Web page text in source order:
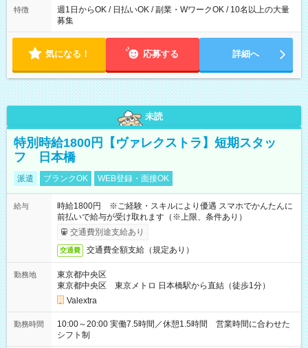
特徴
週1日からOK / 日払いOK / 副業・WワークOK / 10名以上の大量
募集
気になる！ 応募する 詳細へ
未読
特別時給1800円【ヴァレクストラ】短期スタッ
フ 日本橋
派遣 ブランクOK WEB登録・面接OK
給与
時給1800円 ※ご経験・スキルにより優遇 スマホでかんたんに
前払いで給与が受け取れます（※上限、条件あり）
交通費別途支給あり
交通費 交通費全額支給（規定あり）
勤務地
東京都中央区
東京都中央区 東京メトロ 日本橋駅から直結（徒歩1分）
Valextra
勤務時間
10:00～20:00 実働7.5時間／休憩1.5時間 営業時間に合わせた
シフト制